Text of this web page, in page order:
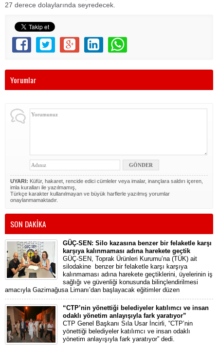
27 derece dolaylarında seyredecek.
Yorumlar
UYARI: Küfür, hakaret, rencide edici cümleler veya imalar, inançlara saldırı içeren,
imla kuralları ile yazılmamış,
Türkçe karakter kullanılmayan ve büyük harflerle yazılmış yorumlar
onaylanmamaktadır.
SON DAKİKA
GÜÇ-SEN: Silo kazasına benzer bir felaketle karşı
karşıya kalınmaması adına harekete geçtik
GÜÇ-SEN, Toprak Ürünleri Kurumu’na (TÜK) ait
silodakine benzer bir felaketle karşı karşıya
kalınmaması adına harekete geçtiklerini, üyelerinin iş
sağlığı ve güvenliği konusunda bilinçlendirilmesi
amacıyla Gazimağusa Limanı’dan başlayacak eğitimler düzen
“CTP’nin yönettiği belediyeler katılımcı ve insan
odaklı yönetim anlayışıyla fark yaratıyor”
CTP Genel Başkanı Sıla Usar İncirli, “CTP’nin
yönettiği belediyeler katılımcı ve insan odaklı
yönetim anlayışıyla fark yaratıyor” dedi.